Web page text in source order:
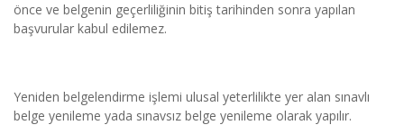
önce ve belgenin geçerliliğinin bitiş tarihinden sonra yapılan
başvurular kabul edilemez.
Yeniden belgelendirme işlemi ulusal yeterlilikte yer alan sınavlı
belge yenileme yada sınavsız belge yenileme olarak yapılır.